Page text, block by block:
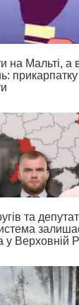
на Мальті,
та
у Верховній